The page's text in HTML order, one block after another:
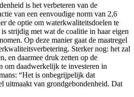
is het verbeteren van de
van een eenvoudige norm van 2,6
de optie om waterkwaliteitsdoelen te
strijdig met wat de coalitie in haar eigen
Op deze manier gaat de maatregel
Sterker nog: het zal
en daarmee druk zetten op de
om daadwerkelijk te investeren in
“Het is onbegrijpelijk dat
uitmaakt van grondgebondenheid. Dat